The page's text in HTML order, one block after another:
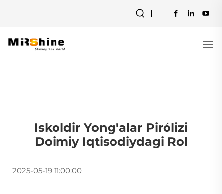
Iskoldir Yong'alar Pirólizi
Doimiy Iqtisodiydagi Rol
2025-05-19 11:00:00